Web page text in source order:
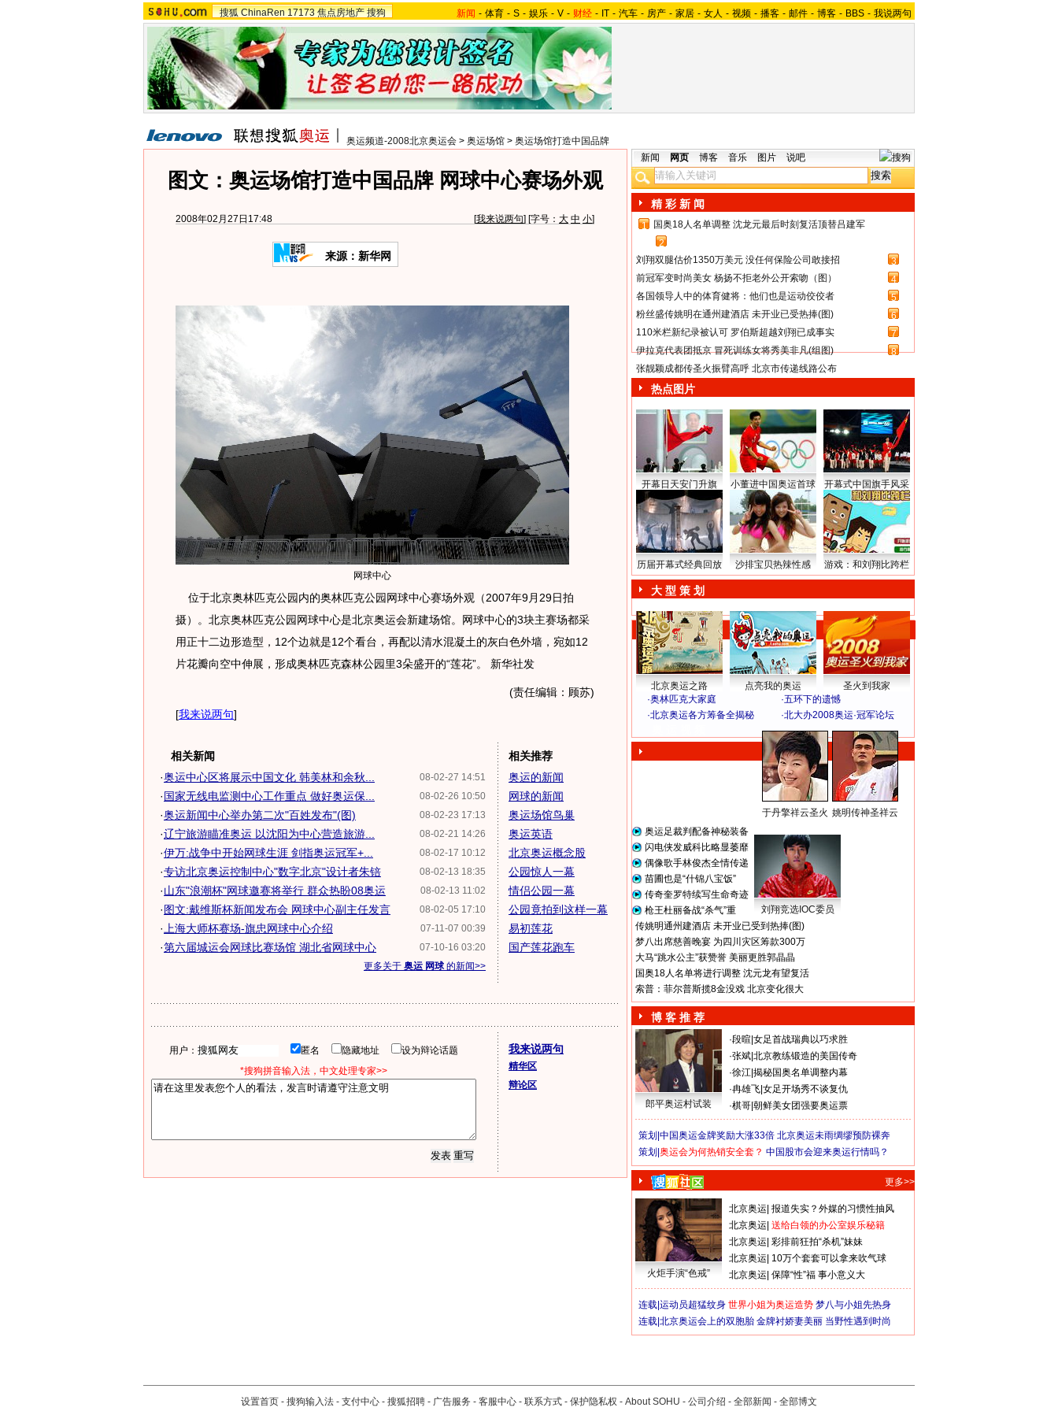
搜狐 ChinaRen 17173 焦点房地产 搜狗 新闻 - 体育 - S - 娱乐 - V - 财经 - IT - 汽车 - 房产 - 家居 - 女人 - 视频 - 播客 - 邮件 - 博客 - BBS - 我说两句
奥运频道-2008北京奥运会 > 奥运场馆 > 奥运场馆打造中国品牌
图文：奥运场馆打造中国品牌 网球中心赛场外观
2008年02月27日17:48 [我来说两句] [字号： 大 中 小]
来源：新华网
网球中心
位于北京奥林匹克公园内的奥林匹克公园网球中心赛场外观（2007年9月29日拍
摄）。北京奥林匹克公园网球中心是北京奥运会新建场馆。网球中心的3块主赛场都采
用正十二边形造型，12个边就是12个看台，再配以清水混凝土的灰白色外墙，宛如12
片花瓣向空中伸展，形成奥林匹克森林公园里3朵盛开的“莲花”。 新华社发
(责任编辑：顾苏)
[我来说两句]
相关新闻
08-02-27 14:51
·奥运中心区将展示中国文化 韩美林和余秋...
08-02-26 10:50
·国家无线电监测中心工作重点 做好奥运保...
08-02-23 17:13
·奥运新闻中心举办第二次"百姓发布"(图)
08-02-21 14:26
·辽宁旅游瞄准奥运 以沈阳为中心营造旅游...
08-02-17 10:12
·伊万:战争中开始网球生涯 剑指奥运冠军+...
08-02-13 18:35
·专访北京奥运控制中心"数字北京"设计者朱锫
08-02-13 11:02
·山东"浪潮杯"网球邀赛将举行 群众热盼08奥运
08-02-05 17:10
·图文:戴维斯杯新闻发布会 网球中心副主任发言
07-11-07 00:39
· 上海大师杯赛场-旗忠网球中心介绍
07-10-16 03:20
·第六届城运会网球比赛场馆 湖北省网球中心
更多关于 奥运 网球的新闻>>
相关推荐
奥运的新闻
网球的新闻
奥运场馆鸟巢
奥运英语
北京奥运概念股
公园惊人一幕
情侣公园一幕
公园竟拍到这样一幕
易初莲花
国产莲花跑车
用户： 匿名 隐藏地址
设为辩论话题
*搜狗拼音输入法，中文处理专家>>
我来说两句
精华区
辩论区
新闻 网页 博客 音乐 图片 说吧
精 彩 新 闻
1
国奥18人名单调整 沈龙元最后时刻复活顶替吕建军
2
刘翔双腿估价1350万美元 没任何保险公司敢接招
3
前冠军变时尚美女 杨扬不拒老外公开索吻（图）
4
各国领导人中的体育健将：他们也是运动佼佼者
5
粉丝盛传姚明在通州建酒店 未开业已受热捧(图)
6
110米栏新纪录被认可 罗伯斯超越刘翔已成事实
7
伊拉克代表团抵京 冒死训练女将秀美非凡(组图)
8
张靓颖成都传圣火振臂高呼 北京市传递线路公布
热点图片
开幕日天安门升旗 小董进中国奥运首球 开幕式中国旗手风采
历届开幕式经典回放 沙排宝贝热辣性感 游戏：和刘翔比跨栏
大 型 策 划
北京奥运之路 点亮我的奥运
圣火到我家
·奥林匹克大家庭 ·五环下的遗憾
·北京奥运各方筹备全揭秘 ·北大办2008奥运·冠军论坛
于丹擎祥云圣火 姚明传神圣祥云
奥运足裁判配备神秘装备
闪电侠发威科比略显萎靡
偶像歌手林俊杰全情传递
苗圃也是“什锦八宝饭”
传奇奎罗特续写生命奇迹
枪王杜丽备战“杀气”重
刘翔竞选IOC委员
传姚明通州建酒店 未开业已受到热捧(图)
梦八出席慈善晚宴 为四川灾区筹款300万
大马“跳水公主”获赞誉 美丽更胜郭晶晶
国奥18人名单将进行调整 沈元龙有望复活
索普：菲尔普斯揽8金没戏 北京变化很大
博 客 推 荐
郎平奥运村试装
·段暄 女足首战瑞典以巧求胜
·张斌 北京教练锻造的美国传奇
·徐江 揭秘国奥名单调整内幕
·冉雄飞 女足开场秀不谈复仇
·棋哥 朝鲜美女团强要奥运票
策划| 中国奥运金牌奖励大涨33倍 北京奥运未雨绸缪预防裸奔
策划| 奥运会为何热销安全套？ 中国股市会迎来奥运行情吗？
更多>>
火炬手演“色戒”
北京奥运 报道失实？外媒的习惯性抽风
北京奥运 送给白领的办公室娱乐秘籍
北京奥运 彩排前狂拍“杀机”妹妹
北京奥运 10万个套套可以拿来吹气球
北京奥运 保障“性”福 事小意义大
连载| 运动员超猛纹身 世界小姐为奥运造势 梦八与小姐先热身
连载| 北京奥运会上的双胞胎 金牌衬娇妻美丽 当野性遇到时尚
设置首页 - 搜狗输入法 - 支付中心 - 搜狐招聘 - 广告服务 - 客服中心 - 联系方式 - 保护隐私权 - About SOHU - 公司介绍 - 全部新闻 - 全部博文